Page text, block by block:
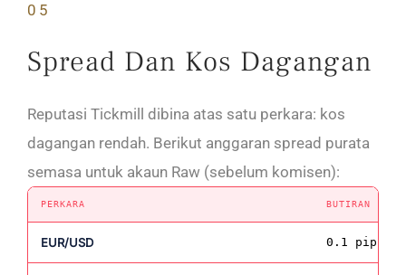
05
Spread Dan Kos Dagangan
Reputasi Tickmill dibina atas satu perkara: kos
dagangan rendah. Berikut anggaran spread purata
semasa untuk akaun Raw (sebelum komisen):
PERKARA BUTIRAN
EUR/USD 0.1 pip